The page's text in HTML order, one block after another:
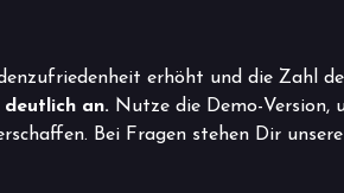
erhöht und die Zahl
an. Nutze die Demo-Version,
Bei Fragen stehen Dir